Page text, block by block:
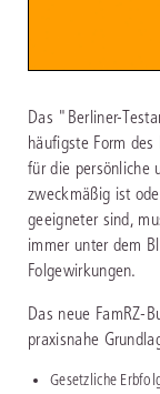
Das "Berliner-
häufigste Form
für die persönliche
zweckmäßig ist
geeigneter sind,
immer unter dem
Folgewirkungen.
Das neue FamRZ-
praxisnahe
Gesetzliche